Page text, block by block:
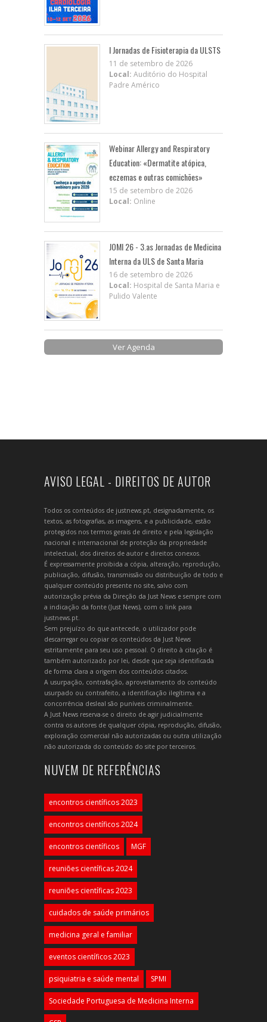
I Jornadas de Fisioterapia da ULSTS
11 de setembro de 2026
Local: Auditório do Hospital
Padre Américo
Webinar Allergy and Respiratory
Education: «Dermatite atópica,
eczemas e outras comichões»
15 de setembro de 2026
Local: Online
JOMI 26 - 3.as Jornadas de Medicina
Interna da ULS de Santa Maria
16 de setembro de 2026
Local: Hospital de Santa Maria e
Pulido Valente
Ver Agenda
AVISO LEGAL - DIREITOS DE AUTOR
Todos os conteúdos de justnews.pt, designadamente, os
textos, as fotografias, as imagens, e a publicidade, estão
protegidos nos termos gerais de direito e pela legislação
nacional e internacional de proteção da propriedade
intelectual, dos direitos de autor e direitos conexos.
É expressamente proibida a cópia, alteração, reprodução,
publicação, difusão, transmissão ou distribuição de todo e
qualquer conteúdo presente no site, salvo com
autorização prévia da Direção da Just News e sempre com
a indicação da fonte (Just News), com o link para
justnews.pt.
Sem prejuízo do que antecede, o utilizador pode
descarregar ou copiar os conteúdos da Just News
estritamente para seu uso pessoal. O direito à citação é
também autorizado por lei, desde que seja identificada
de forma clara a origem dos conteúdos citados.
A usurpação, contrafação, aproveitamento do conteúdo
usurpado ou contrafeito, a identificação ilegítima e a
concorrência desleal são puníveis criminalmente.
A Just News reserva-se o direito de agir judicialmente
contra os autores de qualquer cópia, reprodução, difusão,
exploração comercial não autorizadas ou outra utilização
não autorizada do conteúdo do site por terceiros.
NUVEM DE REFERÊNCIAS
encontros científicos 2023
encontros científicos 2024
encontros científicos MGF
reuniões científicas 2024
reuniões científicas 2023
cuidados de saúde primários
medicina geral e familiar
eventos científicos 2023
psiquiatria e saúde mental SPMI
Sociedade Portuguesa de Medicina Interna